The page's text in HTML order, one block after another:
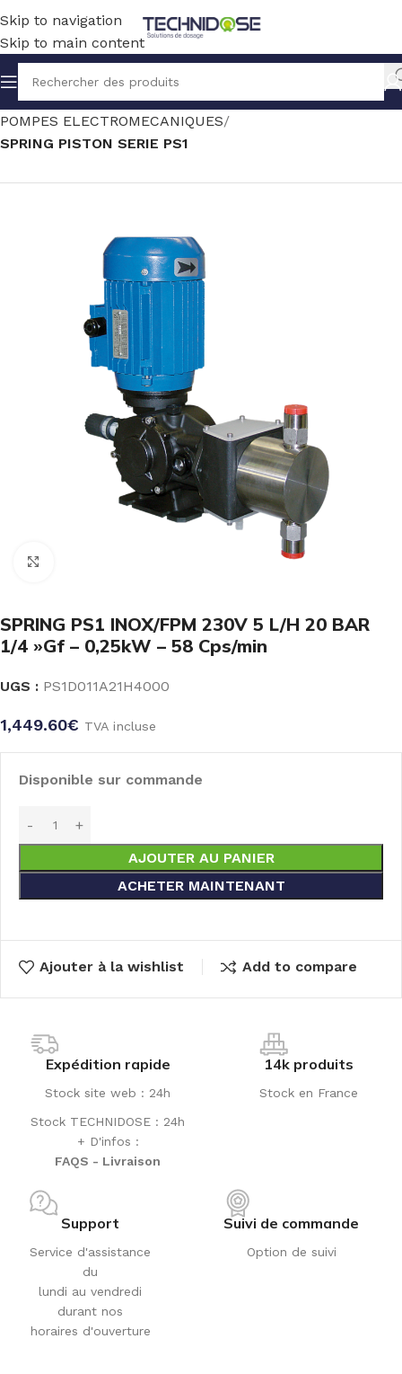
Skip to navigation
Skip to main content
Accueil TRAITEMENT EAU DOSAGE
POMPES ELECTROMECANIQUES
SPRING PISTON SERIE PS1
SPRING PS1 INOX/FPM 230V 5 L/H 20 BAR
1/4 »Gf – 0,25kW – 58 Cps/min
UGS : PS1D011A21H4000
1,449.60€ TVA incluse
Disponible sur commande
AJOUTER AU PANIER
ACHETER MAINTENANT
Ajouter à la wishlist Add to compare
Expédition rapide
Stock site web : 24h
Stock TECHNIDOSE : 24h
+ D'infos :
FAQS - Livraison
14k produits
Stock en France
Support
Service d'assistance
du
lundi au vendredi
durant nos
horaires d'ouverture
Suivi de commande
Option de suivi